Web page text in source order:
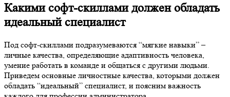
Какими софт-скиллами должен обладать
идеальный специалист
Под софт-скиллами подразумеваются “мягкие навыки” –
личные качества, определяющие адаптивность человека,
умение работать в команде и общаться с другими людьми.
Приведем основные личностные качества, которыми должен
обладать “идеальный” специалист, и поясним важность